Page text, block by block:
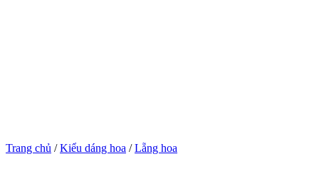
Trang chủ / Kiểu dáng hoa / Lẵng hoa